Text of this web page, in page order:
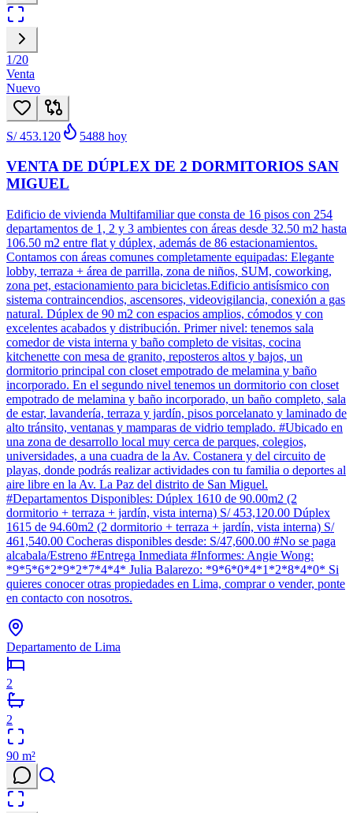
1/20
Venta
Nuevo
S/ 453.120 5488 hoy
VENTA DE DÚPLEX DE 2 DORMITORIOS SAN
MIGUEL
Edificio de vivienda Multifamiliar que consta de 16 pisos con 254
departamentos de 1, 2 y 3 ambientes con áreas desde 32.50 m2 hasta
106.50 m2 entre flat y dúplex, además de 86 estacionamientos.
Contamos con áreas comunes completamente equipadas: Elegante
lobby, terraza + área de parrilla, zona de niños, SUM, coworking,
zona pet, estacionamiento para bicicletas.Edificio antisísmico con
sistema contraincendios, ascensores, videovigilancia, conexión a gas
natural. Dúplex de 90 m2 con espacios amplios, cómodos y con
excelentes acabados y distribución. Primer nivel: tenemos sala
comedor de vista interna y baño completo de visitas, cocina
kitchenette con mesa de granito, reposteros altos y bajos, un
dormitorio principal con closet empotrado de melamina y baño
incorporado. En el segundo nivel tenemos un dormitorio con closet
empotrado de melamina y baño incorporado, un baño completo, sala
de estar, lavandería, terraza y jardín, pisos porcelanato y laminado de
alto tránsito, ventanas y mamparas de vidrio templado. #Ubicado en
una zona de desarrollo local muy cerca de parques, colegios,
universidades, a una cuadra de la Av. Costanera y del circuito de
playas, donde podrás realizar actividades con tu familia o deportes al
aire libre en la Av. La Paz del distrito de San Miguel.
#Departamentos Disponibles: Dúplex 1610 de 90.00m2 (2
dormitorio + terraza + jardín, vista interna) S/ 453,120.00 Dúplex
1615 de 94.60m2 (2 dormitorio + terraza + jardín, vista interna) S/
461,540.00 Cocheras disponibles desde: S/47,600.00 #No se paga
alcabala/Estreno #Entrega Inmediata #Informes: Angie Wong:
*9*5*6*2*9*2*7*4*4* Julia Balarezo: *9*6*0*4*1*2*8*4*0* Si
quieres conocer otras propiedades en Lima, comprar o vender, ponte
en contacto con nosotros.
Departamento de Lima
2
2
90 m²